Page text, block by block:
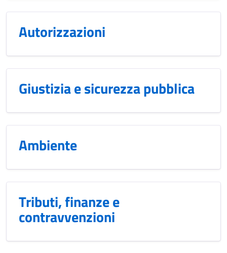
Autorizzazioni
Giustizia e sicurezza pubblica
Ambiente
Tributi, finanze e
contravvenzioni